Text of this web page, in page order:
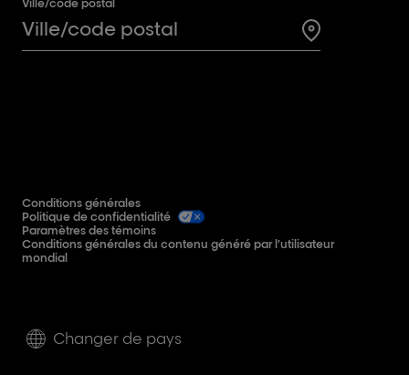
Ville/code postal
Search for a
Changer de pays
Conditions générales
Politique de confidentialité
Paramètres des témoins
Conditions générales du contenu généré par l’utilisateur
mondial